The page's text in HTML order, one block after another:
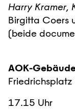
Harry Kramer,
Birgitta Coers
(beide
AOK-
17.15 Uhr